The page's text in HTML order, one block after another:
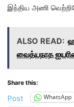
இந்திய அணி
ALSO READ:
வைத்யநாத
Share this:
Post WhatsApp